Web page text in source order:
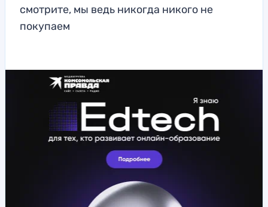
смотрите, мы ведь никогда никого не
покупаем